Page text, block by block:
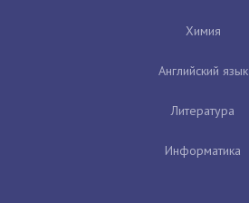
Химия
Английский язык
Литература
Информатика